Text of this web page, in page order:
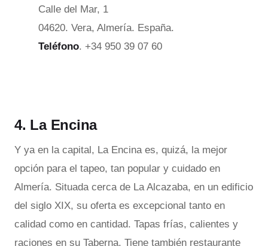
Calle del Mar, 1
04620. Vera, Almería. España.
Teléfono. +34 950 39 07 60
4. La Encina
Y ya en la capital, La Encina es, quizá, la mejor
opción para el tapeo, tan popular y cuidado en
Almería. Situada cerca de La Alcazaba, en un edificio
del siglo XIX, su oferta es excepcional tanto en
calidad como en cantidad. Tapas frías, calientes y
raciones en su Taberna. Tiene también restaurante